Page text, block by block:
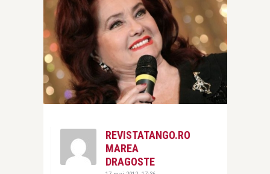
REVISTATANGO.RO
MAREA
DRAGOSTE